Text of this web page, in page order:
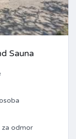
Sauna
za odmor